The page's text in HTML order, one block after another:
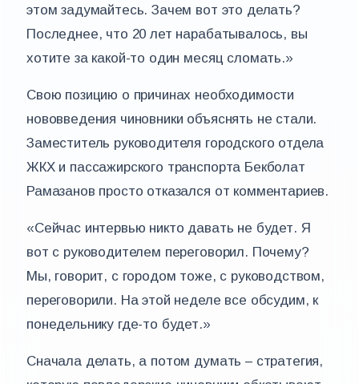
этом задумайтесь. Зачем вот это делать?
Последнее, что 20 лет нарабатывалось, вы
хотите за какой-то один месяц сломать.»
Свою позицию о причинах необходимости
нововведения чиновники объяснять не стали.
Заместитель руководителя городского отдела
ЖКХ и пассажирского транспорта Бекболат
Рамазанов просто отказался от комментариев.
«Сейчас интервью никто давать не будет. Я
вот с руководителем переговорил. Почему?
Мы, говорит, с городом тоже, с руководством,
переговорили. На этой неделе все обсудим, к
понедельнику где-то будет.»
Сначала делать, а потом думать – стратегия,